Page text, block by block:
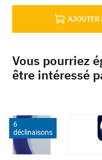
AJOUTER
Vous pourriez
être intéressé
6
déclinaisons